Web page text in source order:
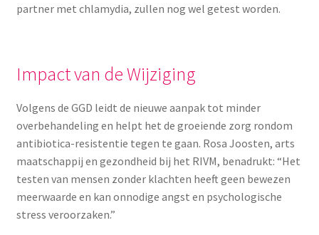
partner met chlamydia, zullen nog wel getest worden.
Impact van de Wijziging
Volgens de GGD leidt de nieuwe aanpak tot minder
overbehandeling en helpt het de groeiende zorg rondom
antibiotica-resistentie tegen te gaan. Rosa Joosten, arts
maatschappij en gezondheid bij het RIVM, benadrukt: “Het
testen van mensen zonder klachten heeft geen bewezen
meerwaarde en kan onnodige angst en psychologische
stress veroorzaken.”